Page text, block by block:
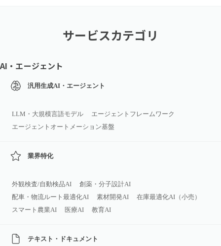
サービスカテゴリ
AI・エージェント
汎用生成AI・エージェント
LLM・大規模言語モデル
エージェントフレームワーク
エージェントオートメーション基盤
業界特化
外観検査/自動検品AI
創薬・分子設計AI
配車・物流ルート最適化AI
素材開発AI
在庫最適化AI（小売）
スマート農業AI
医療AI 教育AI
テキスト・ドキュメント